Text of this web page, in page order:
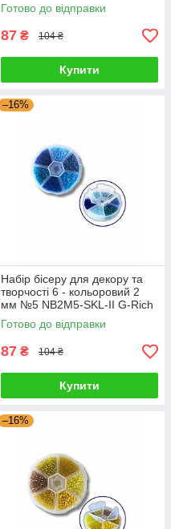
Готово до відправки
87 ₴ 104 ₴
Купити
–16%
Набір бісеру для декору та
творчості 6 - кольоровий 2
мм №5 NB2M5-SKL-II G-Rich
Готово до відправки
87 ₴ 104 ₴
Купити
–16%